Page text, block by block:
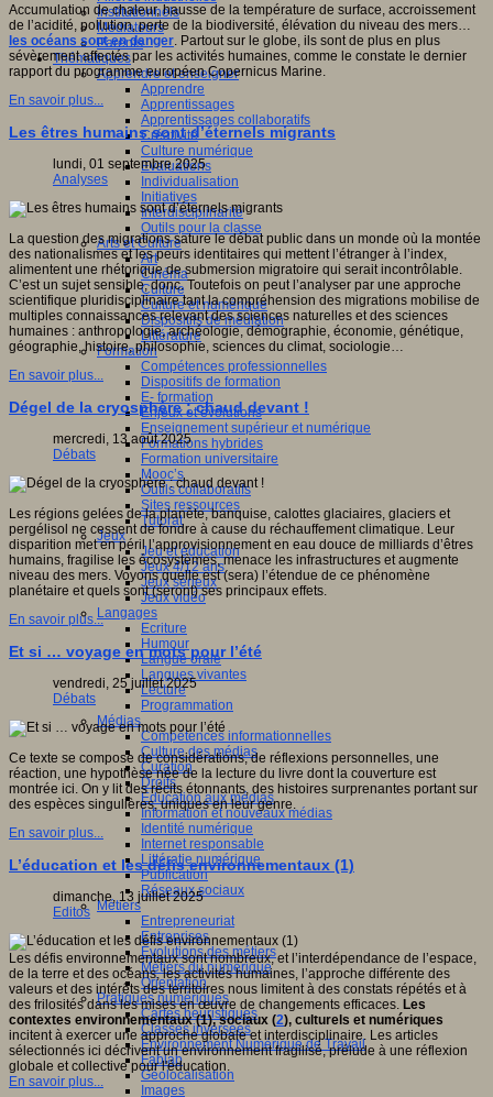
Institutionnels
Médiateurs
Parents
Thématiques
Apprendre et enseigner
Apprendre
Apprentissages
Apprentissages collaboratifs
Créativité
Culture numérique
Evaluations
Individualisation
Initiatives
Interdisciplinarité
Outils pour la classe
Arts et Culture
Art
Cinéma
Culture
Culture et numérique
Dispositifs de médiation
Littérature
Formation
Compétences professionnelles
Dispositifs de formation
E- formation
Enjeux et évolutions
Enseignement supérieur et numérique
Formations hybrides
Formation universitaire
Mooc’s
Outils collaboratifs
Sites ressources
Tutorat
Jeux
Jeu et éducation
Jeux 4/12 ans
Jeux sérieux
Jeux vidéo
Langages
Ecriture
Humour
Langue orale
Langues vivantes
Lecture
Programmation
Médias
Compétences informationnelles
Culture des médias
Curation
Droits
Education aux médias
Information et nouveaux médias
Identité numérique
Internet responsable
Littératie numérique
Publication
Réseaux sociaux
Métiers
Entrepreneuriat
Entreprises
Evolutions des métiers
Métiers du numérique
Orientation
Pratiques numériques
Cartes heuristiques
Classes inversées
Environnement Numérique de Travail
Fablab
Géolocalisation
Images
Accumulation de chaleur, hausse de la température de surface, accroissement
de l’acidité, pollution, perte de la biodiversité, élévation du niveau des mers…
les océans sont en danger. Partout sur le globe, ils sont de plus en plus
sévèrement affectés par les activités humaines, comme le constate le dernier
rapport du programme européen Copernicus Marine.
En savoir plus...
Les êtres humains sont d’éternels migrants
lundi, 01 septembre 2025
Analyses
La question des migrations sature le débat public dans un monde où la montée
des nationalismes et les peurs identitaires qui mettent l’étranger à l’index,
alimentent une rhétorique de submersion migratoire qui serait incontrôlable.
C’est un sujet sensible, donc. Toutefois on peut l’analyser par une approche
scientifique pluridisciplinaire tant la compréhension des migrations mobilise de
multiples connaissances relevant des sciences naturelles et des sciences
humaines : anthropologie, archéologie, démographie, économie, génétique,
géographie, histoire, philosophie, sciences du climat, sociologie…
En savoir plus...
Dégel de la cryosphère : chaud devant !
mercredi, 13 août 2025
Débats
Les régions gelées de la planète, banquise, calottes glaciaires, glaciers et
pergélisol ne cessent de fondre à cause du réchauffement climatique. Leur
disparition met en péril l’approvisionnement en eau douce de milliards d’êtres
humains, fragilise les écosystèmes, menace les infrastructures et augmente
niveau des mers. Voyons quelle est (sera) l’étendue de ce phénomène
planétaire et quels sont (seront) ses principaux effets.
En savoir plus...
Et si … voyage en mots pour l’été
vendredi, 25 juillet 2025
Débats
Ce texte se compose de considérations, de réflexions personnelles, une
réaction, une hypothèse née de la lecture du livre dont la couverture est
montrée ici. On y lit des récits étonnants, des histoires surprenantes portant sur
des espèces singulières, uniques en leur genre.
En savoir plus...
L’éducation et les défis environnementaux (1)
dimanche, 13 juillet 2025
Editos
Les défis environnementaux sont nombreux, et l’interdépendance de l’espace,
de la terre et des océans, les activités humaines, l’approche différente des
valeurs et des intérêts des territoires nous limitent à des constats répétés et à
des frilosités dans les mises en œuvre de changements efficaces. Les
contextes environnementaux (1), sociaux (2), culturels et numériques
incitent à exercer une approche globale et interdisciplinaire. Les articles
sélectionnés ici décrivent un environnement fragilisé, prélude à une réflexion
globale et collective pour l'éducation.
En savoir plus...